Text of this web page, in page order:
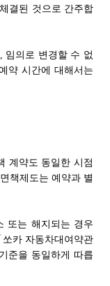
결된 것으로 간주합
의로 변경할 수 없
약 시간에 대해서는
계약도 동일한 시점
책제도는 예약과 별
또는 해지되는 경우
카 자동차대여약관
준을 동일하게 따릅